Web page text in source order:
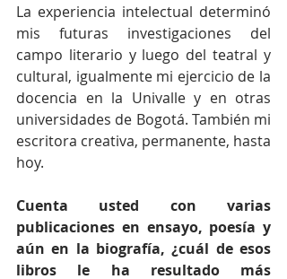
La experiencia intelectual determinó
mis futuras investigaciones del
campo literario y luego del teatral y
cultural, igualmente mi ejercicio de la
docencia en la Univalle y en otras
universidades de Bogotá. También mi
escritora creativa, permanente, hasta
hoy.
Cuenta usted con varias
publicaciones en ensayo, poesía y
aún en la biografía, ¿cuál de esos
libros le ha resultado más